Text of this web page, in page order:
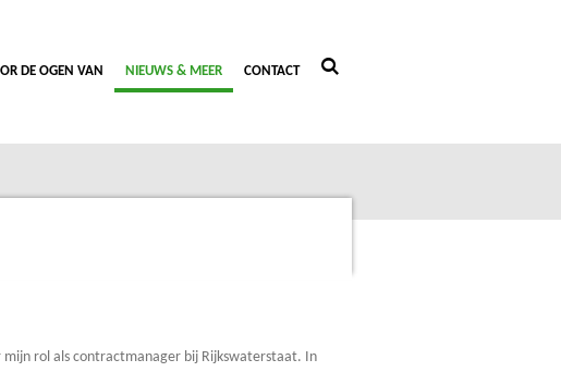
DE OGEN VAN NIEUWS & MEER CONTACT
mijn rol als contractmanager bij Rijkswaterstaat. In